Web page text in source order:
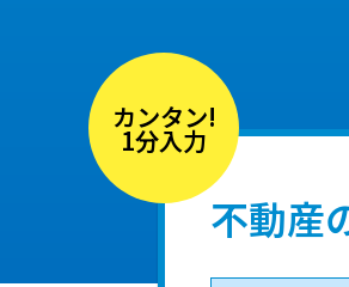
カンタン!
1分入力
不動産